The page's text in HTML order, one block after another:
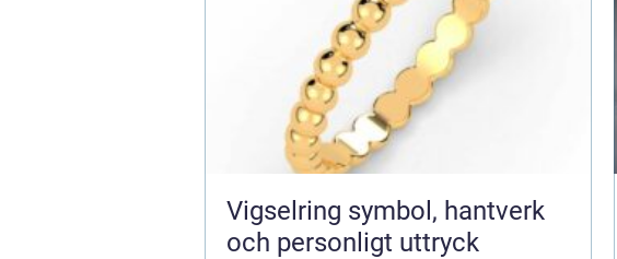
Vigselring symbol, hantverk
och personligt uttryck